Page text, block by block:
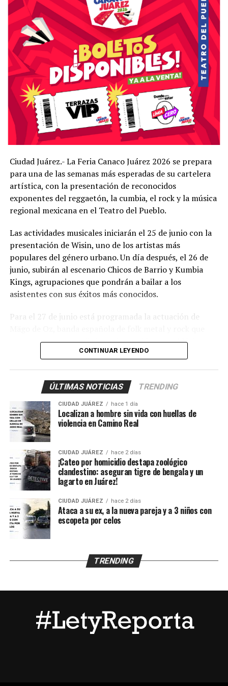
transporte especial desde los puentes internacionales
Córdoba-Américas (Libre) y Paso del Norte (Santa Fe), lo
que busca incentivar la asistencia de visitantes de la
región fronteriza a la Feria Canaco Juárez 2026.
Ciudad Juárez.- La Feria Canaco Juárez 2026 se prepara
para una de las semanas más esperadas de su cartelera
artística, con la presentación de reconocidos
exponentes del reggaetón, la cumbia, el rock y la música
regional mexicana en el Teatro del Pueblo.
Las actividades musicales iniciarán el 25 de junio con la
presentación de Wisin, uno de los artistas más
populares del género urbano. Un día después, el 26 de
junio, subirán al escenario Chicos de Barrio y Kumbia
Kings, agrupaciones que pondrán a bailar a los
asistentes con sus éxitos más conocidos.
Para el 27 de junio está programada la actuación de
cuenta con una amplia base de seguidores en México.
Finalmente, el 28 de junio, la agrupación Cuisillos será la
Los organizadores informaron que el costo de la entrada
general será de 70 pesos por persona y que los boletos
pueden adquirirse a través de Don Boletón Juárez.
Con una oferta musical que incluye reggaetón, cumbia,
rock y regional mexicano, la Feria Canaco Juárez 2026
busca reunir a miles de familias y visitantes en la Plaza
de la Mexicanidad, consolidándose como uno de los
eventos más importantes del año en la frontera.
CONTINUAR LEYENDO
ÚLTIMAS NOTICIAS TRENDING
CIUDAD JUÁREZ hace 1 día
Localizan a hombre sin vida con huellas de
violencia en Camino Real
CIUDAD JUÁREZ hace 2 días
¡Cateo por homicidio destapa zoológico
clandestino: aseguran tigre de bengala y un
lagarto en Juárez!
CIUDAD JUÁREZ hace 2 días
Ataca a su ex, a la nueva pareja y a 3 niños con
escopeta por celos
TRENDING